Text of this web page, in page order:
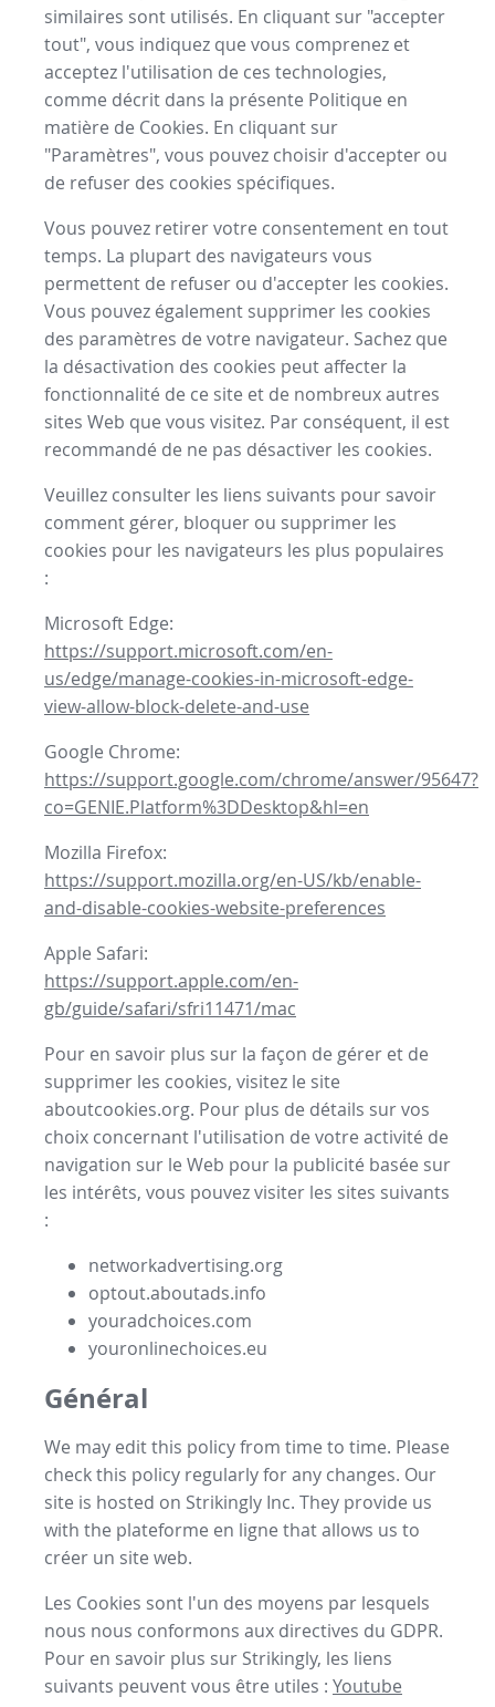
similaires sont utilisés. En cliquant sur "accepter
tout", vous indiquez que vous comprenez et
acceptez l'utilisation de ces technologies,
comme décrit dans la présente Politique en
matière de Cookies. En cliquant sur
"Paramètres", vous pouvez choisir d'accepter ou
de refuser des cookies spécifiques.
Vous pouvez retirer votre consentement en tout
temps. La plupart des navigateurs vous
permettent de refuser ou d'accepter les cookies.
Vous pouvez également supprimer les cookies
des paramètres de votre navigateur. Sachez que
la désactivation des cookies peut affecter la
fonctionnalité de ce site et de nombreux autres
sites Web que vous visitez. Par conséquent, il est
recommandé de ne pas désactiver les cookies.
Veuillez consulter les liens suivants pour savoir
comment gérer, bloquer ou supprimer les
cookies pour les navigateurs les plus populaires
:
Microsoft Edge:
https://support.microsoft.com/en-
us/edge/manage-cookies-in-microsoft-edge-
view-allow-block-delete-and-use
Google Chrome:
https://support.google.com/chrome/answer/95647?
co=GENIE.Platform%3DDesktop&hl=en
Mozilla Firefox:
https://support.mozilla.org/en-US/kb/enable-
and-disable-cookies-website-preferences
Apple Safari:
https://support.apple.com/en-
gb/guide/safari/sfri11471/mac
Pour en savoir plus sur la façon de gérer et de
supprimer les cookies, visitez le site
aboutcookies.org. Pour plus de détails sur vos
choix concernant l'utilisation de votre activité de
navigation sur le Web pour la publicité basée sur
les intérêts, vous pouvez visiter les sites suivants
:
networkadvertising.org
optout.aboutads.info
youradchoices.com
youronlinechoices.eu
Général
We may edit this policy from time to time. Please
check this policy regularly for any changes. Our
site is hosted on Strikingly Inc. They provide us
with the plateforme en ligne that allows us to
créer un site web.
Les Cookies sont l'un des moyens par lesquels
nous nous conformons aux directives du GDPR.
Pour en savoir plus sur Strikingly, les liens
suivants peuvent vous être utiles : Youtube